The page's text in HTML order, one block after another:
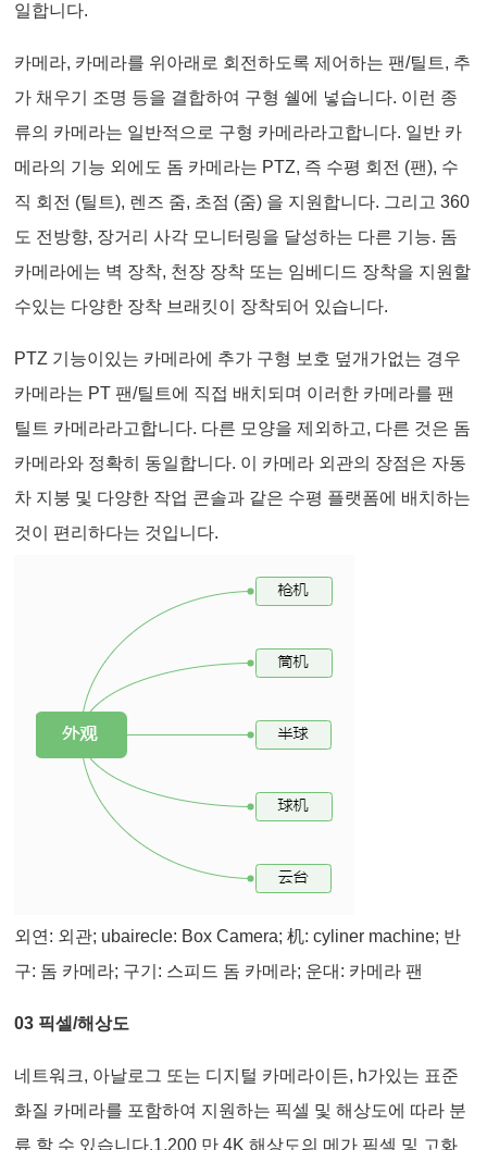
일합니다.
카메라, 카메라를 위아래로 회전하도록 제어하는 팬/틸트, 추
가 채우기 조명 등을 결합하여 구형 쉘에 넣습니다. 이런 종
류의 카메라는 일반적으로 구형 카메라라고합니다. 일반 카
메라의 기능 외에도 돔 카메라는 PTZ, 즉 수평 회전 (팬), 수
직 회전 (틸트), 렌즈 줌, 초점 (줌) 을 지원합니다. 그리고 360
도 전방향, 장거리 사각 모니터링을 달성하는 다른 기능. 돔
카메라에는 벽 장착, 천장 장착 또는 임베디드 장착을 지원할
수있는 다양한 장착 브래킷이 장착되어 있습니다.
PTZ 기능이있는 카메라에 추가 구형 보호 덮개가없는 경우
카메라는 PT 팬/틸트에 직접 배치되며 이러한 카메라를 팬
틸트 카메라라고합니다. 다른 모양을 제외하고, 다른 것은 돔
카메라와 정확히 동일합니다. 이 카메라 외관의 장점은 자동
차 지붕 및 다양한 작업 콘솔과 같은 수평 플랫폼에 배치하는
것이 편리하다는 것입니다.
외연: 외관; ubairecle: Box Camera; 机: cyliner machine; 반
구: 돔 카메라; 구기: 스피드 돔 카메라; 운대: 카메라 팬
03 픽셀/해상도
네트워크, 아날로그 또는 디지털 카메라이든, h가있는 표준
화질 카메라를 포함하여 지원하는 픽셀 및 해상도에 따라 분
류 할 수 있습니다.1,200 만 4K 해상도의 메가 픽셀 및 고화